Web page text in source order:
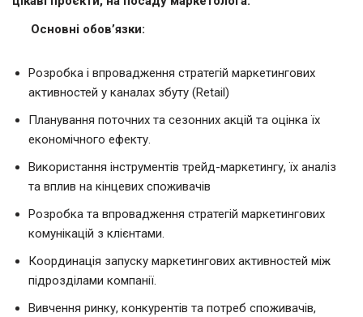
Основні обов’язки:
Розробка і впровадження стратегій маркетингових
активностей у каналах збуту (Retail)
Планування поточних та сезонних акцій та оцінка їх
економічного ефекту.
Використання інструментів трейд-маркетингу, їх аналіз
та вплив на кінцевих споживачів
Розробка та впровадження стратегій маркетингових
комунікацій з клієнтами.
Координація запуску маркетингових активностей між
підрозділами компанії.
Вивчення ринку, конкурентів та потреб споживачів,